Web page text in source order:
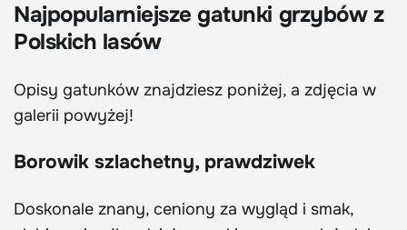
Najpopularniejsze gatunki grzybów z
Polskich lasów
Opisy gatunków znajdziesz poniżej, a zdjęcia w
galerii powyżej!
Borowik szlachetny, prawdziwek
Doskonale znany, ceniony za wygląd i smak,